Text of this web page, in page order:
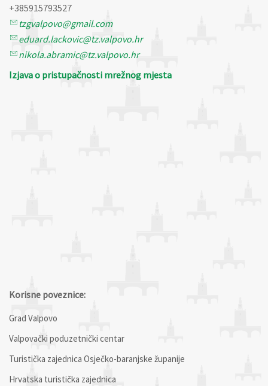
+385915793527
tzgvalpovo@gmail.com
eduard.lackovic@tz.valpovo.hr
nikola.abramic@tz.valpovo.hr
Izjava o pristupačnosti mrežnog mjesta
Korisne poveznice:
Grad Valpovo
Valpovački poduzetnički centar
Turistička zajednica Osječko-baranjske županije
Hrvatska turistička zajednica